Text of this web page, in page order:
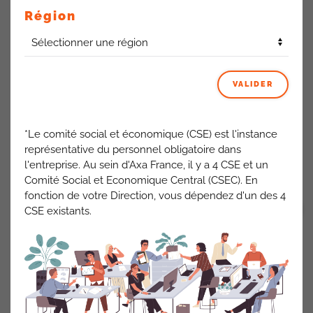
mois d’août, il rentre manger chez lui quasi tout le temps
pour garder du budget).
Ce salarié a remonté le point à son IMC.
La procédure passe par l’IMC avec le maximum
d’éléments, la Direction étudie la possibilité d’un
véhicule de fonction (si l’enveloppe est utilisée pour les
dérogations regardées seront celles dont le
collaborateur a déjà un véhicule de fonction.
ACTUALITÉS AXA FRANCE
PRÉCÉDENT SUIVANT
Région
VALIDER
*Le comité social et économique (CSE) est l'instance
représentative du personnel obligatoire dans
l'entreprise. Au sein d'Axa France, il y a 4 CSE et un
Comité Social et Economique Central (CSEC). En
fonction de votre Direction, vous dépendez d'un des 4
CSE existants.